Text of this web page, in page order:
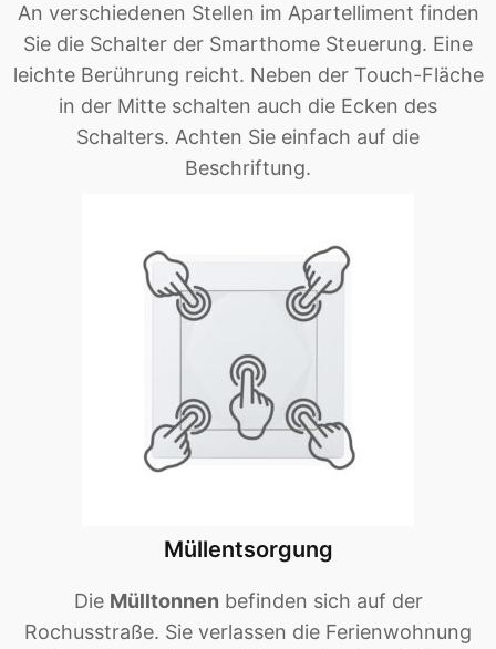
An verschiedenen Stellen im Apartelliment finden
Sie die Schalter der Smarthome Steuerung. Eine
leichte Berührung reicht. Neben der Touch-Fläche
in der Mitte schalten auch die Ecken des
Schalters. Achten Sie einfach auf die
Beschriftung.
Müllentsorgung
Die Mülltonnen befinden sich auf der
Rochusstraße. Sie verlassen die Ferienwohnung